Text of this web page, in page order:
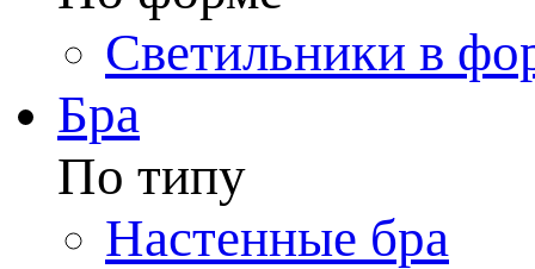
Светильники в
Бра
По типу
Настенные бра